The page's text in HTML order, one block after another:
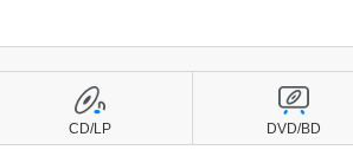
CD/LP DVD/BD